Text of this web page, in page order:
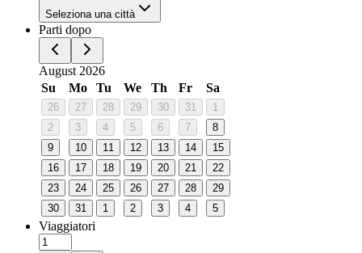
Seleziona una città
Parti dopo
August 2026
Su
Mo Tu We Th Fr Sa
26 27 28 29 30 31
1
2
3 4 5 6 7
8
9
10 11 12 13 14
15
16
17 18 19 20 21
22
23
24 25 26 27 28
29
30
31 1 2 3 4 5
Viaggiatori